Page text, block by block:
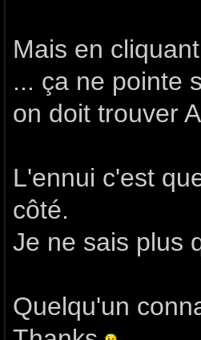
Mais en
... ça ne pointe
on doit trouver
L'ennui c'est
côté.
Je ne sais plus
Quelqu'un